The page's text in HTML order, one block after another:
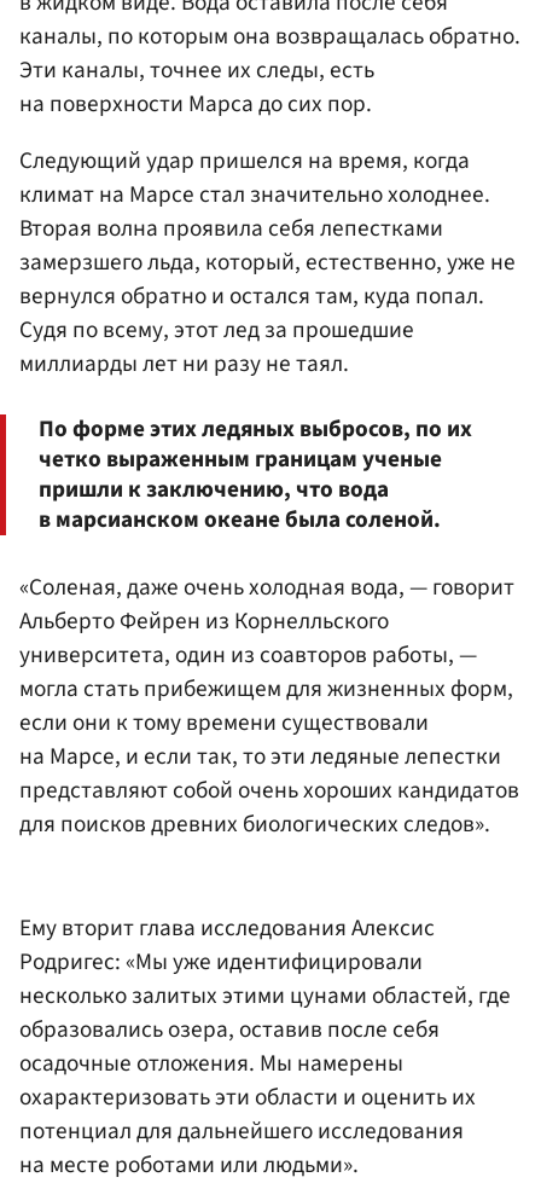
каналы, по которым она возвращалась обратно.
Эти каналы, точнее их следы, есть
на поверхности Марса до сих пор.
Следующий удар пришелся на время, когда
климат на Марсе стал значительно холоднее.
Вторая волна проявила себя лепестками
замерзшего льда, который, естественно, уже не
вернулся обратно и остался там, куда попал.
Судя по всему, этот лед за прошедшие
миллиарды лет ни разу не таял.
По форме этих ледяных выбросов, по их
четко выраженным границам ученые
пришли к заключению, что вода
в марсианском океане была соленой.
«Соленая, даже очень холодная вода, — говорит
Альберто Фейрен из Корнелльского
университета, один из соавторов работы, —
могла стать прибежищем для жизненных форм,
если они к тому времени существовали
на Марсе, и если так, то эти ледяные лепестки
представляют собой очень хороших кандидатов
для поисков древних биологических следов».
Ему вторит глава исследования Алексис
Родригес: «Мы уже идентифицировали
несколько залитых этими цунами областей, где
образовались озера, оставив после себя
осадочные отложения. Мы намерены
охарактеризовать эти области и оценить их
потенциал для дальнейшего исследования
на месте роботами или людьми».